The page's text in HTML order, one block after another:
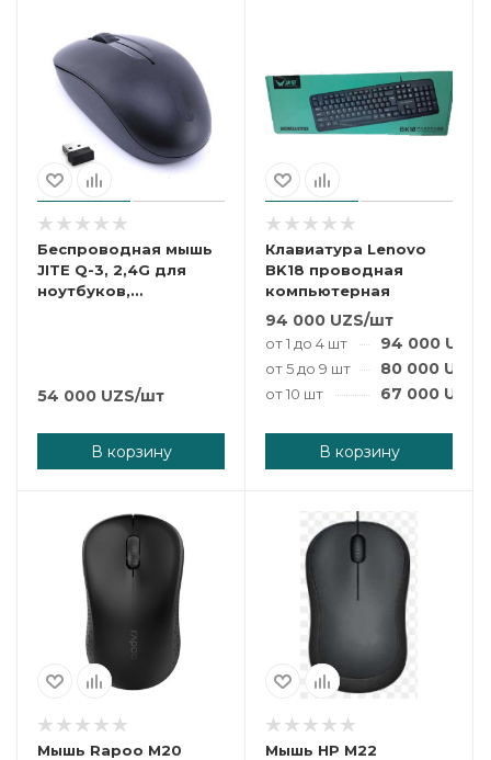
Беспроводная мышь
JITE Q-3, 2,4G для
ноутбуков,
54 000 UZS/шт
В корзину
Клавиатура Lenovo
BK18 проводная
компьютерная
94 000 UZS/шт
от 1 до 4 шт 94 000UZS
от 5 до 9 шт 80 000UZS
от 10 шт 67 000UZS
В корзину
Мышь Rapoo M20 Мышь HP M22